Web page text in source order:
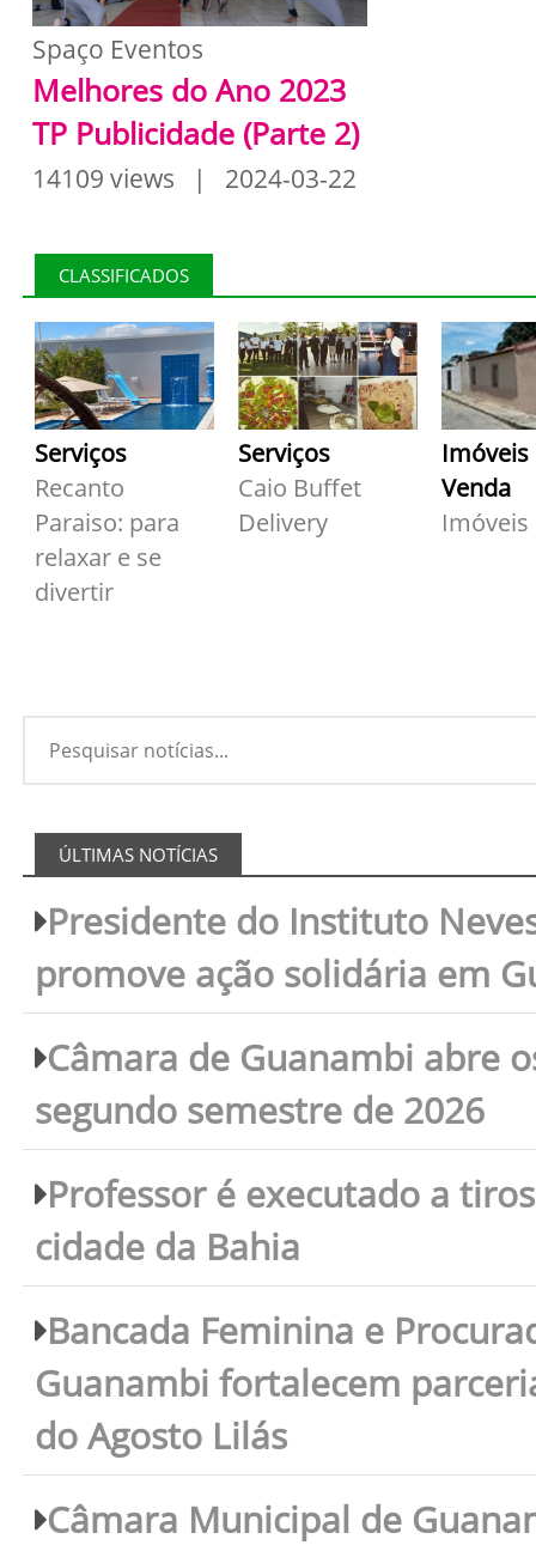
Spaço Eventos
Melhores do Ano 2023
TP Publicidade (Parte 2)
14109 views | 2024-03-22
CLASSIFICADOS
Serviços
Recanto
Paraiso: para
relaxar e se
divertir
Serviços
Caio Buffet
Delivery
Imóveis
Venda
Imóveis
ÚLTIMAS NOTÍCIAS
Presidente do Instituto
promove ação solidária em
Câmara de Guanambi abre
segundo semestre de 2026
Professor é executado a
cidade da Bahia
Bancada Feminina e
Guanambi fortalecem
do Agosto Lilás
Câmara Municipal de